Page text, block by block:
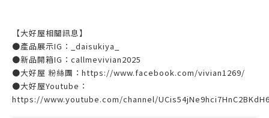
【大好屋相關訊息】
●產品展示IG：_daisukiya_
●新品開箱IG：callmevivian2025
●大好屋 粉絲團：https://www.facebook.com/vivian1269/
●大好屋Youtube：
https://www.youtube.com/channel/